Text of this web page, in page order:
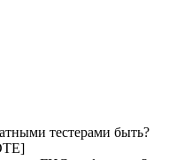
тестерами быть?